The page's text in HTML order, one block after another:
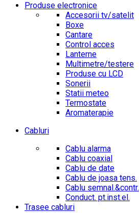
Produse electronice
Accesorii tv/satelit
Boxe
Cantare
Control acces
Lanterne
Multimetre/testere
Produse cu LCD
Sonerii
Statii meteo
Termostate
Aromaterapie
Cabluri
Cablu alarma
Cablu coaxial
Cablu de date
Cablu de joasa tens.
Cablu semnal.&contr.
Conduct. pt.inst.el.
Trasee cabluri